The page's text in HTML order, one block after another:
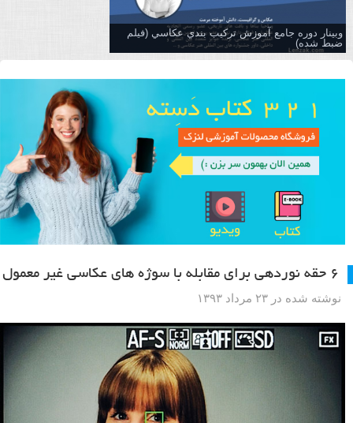
وبینار دوره جامع آموزش تركيب بندي عكاسي (فیلم
ضبط شده)
۶ حقه نوردهی برای مقابله با سوژه های عکاسی غیر معمول
نوشته شده در ۲۳ مرداد ۱۳۹۳